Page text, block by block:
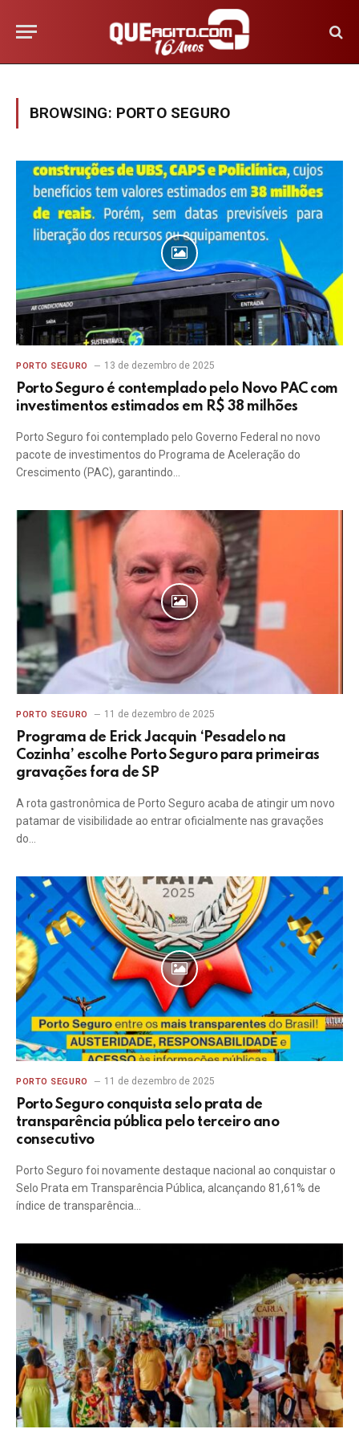
BROWSING: PORTO SEGURO
PORTO SEGURO 13 de dezembro de 2025
Porto Seguro é contemplado pelo Novo PAC com
investimentos estimados em R$ 38 milhões
Porto Seguro foi contemplado pelo Governo Federal no novo
pacote de investimentos do Programa de Aceleração do
Crescimento (PAC), garantindo…
PORTO SEGURO 11 de dezembro de 2025
Programa de Erick Jacquin ‘Pesadelo na
Cozinha’ escolhe Porto Seguro para primeiras
gravações fora de SP
A rota gastronômica de Porto Seguro acaba de atingir um novo
patamar de visibilidade ao entrar oficialmente nas gravações
do…
PORTO SEGURO 11 de dezembro de 2025
Porto Seguro conquista selo prata de
transparência pública pelo terceiro ano
consecutivo
Porto Seguro foi novamente destaque nacional ao conquistar o
Selo Prata em Transparência Pública, alcançando 81,61% de
índice de transparência…